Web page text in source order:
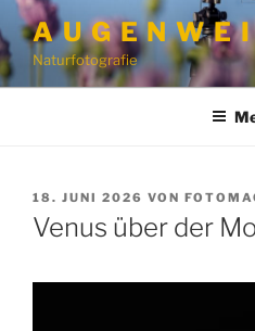
Zum
Inhalt
springen
A U G E N W E
Naturfotografie
VERÖFFENTLICHT
AM
18. JUNI 2026 VON
Venus über der